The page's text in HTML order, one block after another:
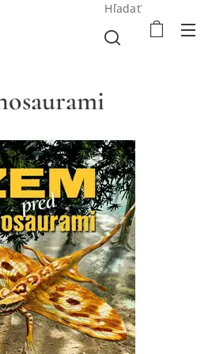
Hľadať